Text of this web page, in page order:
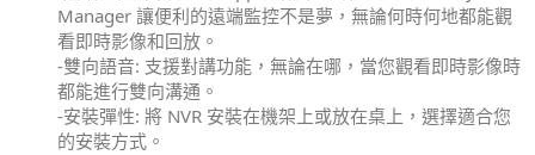
Manager 讓便利的遠端監控不是夢，無論何時何地都能觀
看即時影像和回放。
-雙向語音: 支援對講功能，無論在哪，當您觀看即時影像時
都能進行雙向溝通。
-安裝彈性: 將 NVR 安裝在機架上或放在桌上，選擇適合您
的安裝方式。